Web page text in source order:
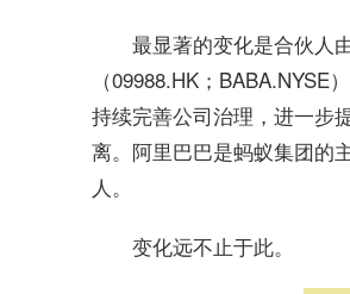
最显著的变化是合伙人
（09988.HK；
持续完善公司治理，进一步
离。阿里巴巴是蚂蚁集团的
人。
变化远不止于此。